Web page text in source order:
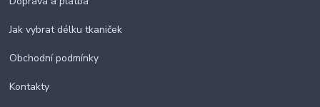
Jak vybrat délku tkaniček
Obchodní podmínky
Kontakty